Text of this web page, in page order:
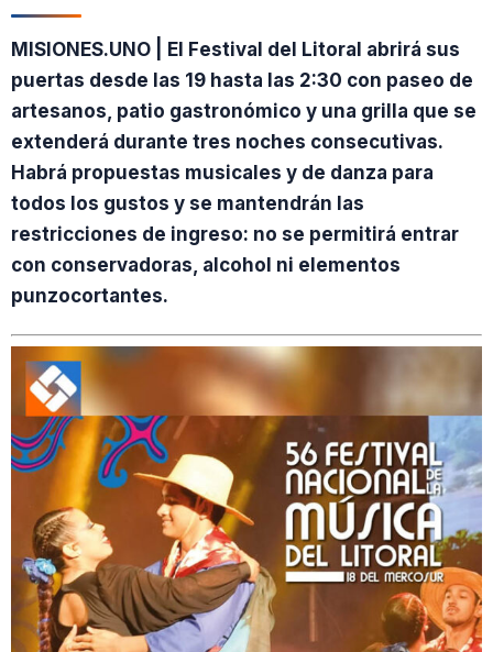
MISIONES.UNO | El Festival del Litoral abrirá sus
puertas desde las 19 hasta las 2:30 con paseo de
artesanos, patio gastronómico y una grilla que se
extenderá durante tres noches consecutivas.
Habrá propuestas musicales y de danza para
todos los gustos y se mantendrán las
restricciones de ingreso: no se permitirá entrar
con conservadoras, alcohol ni elementos
punzocortantes.